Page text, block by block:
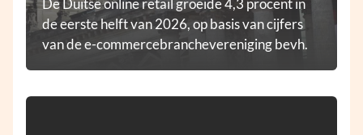
de eerste helft van 2026, op basis van cijfers
van de e-commercebranchevereniging bevh.